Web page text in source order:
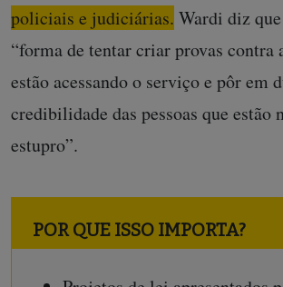
policiais e judiciárias. Wardi diz
“forma de tentar criar provas contra
estão acessando o serviço e pôr em
credibilidade das pessoas que estão
estupro”.
POR QUE ISSO IMPORTA?